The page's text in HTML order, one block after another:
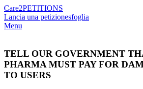
Care2PETITIONS
Lancia una petizionesfoglia
Menu
TELL OUR GOVERNMENT
PHARMA MUST PAY FOR
TO USERS